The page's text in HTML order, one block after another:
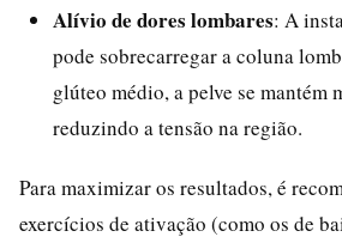
Alívio de dores lombares: A
pode sobrecarregar a coluna
glúteo médio, a pelve se mantém
reduzindo a tensão na região.
Para maximizar os resultados, é
exercícios de ativação (como os de